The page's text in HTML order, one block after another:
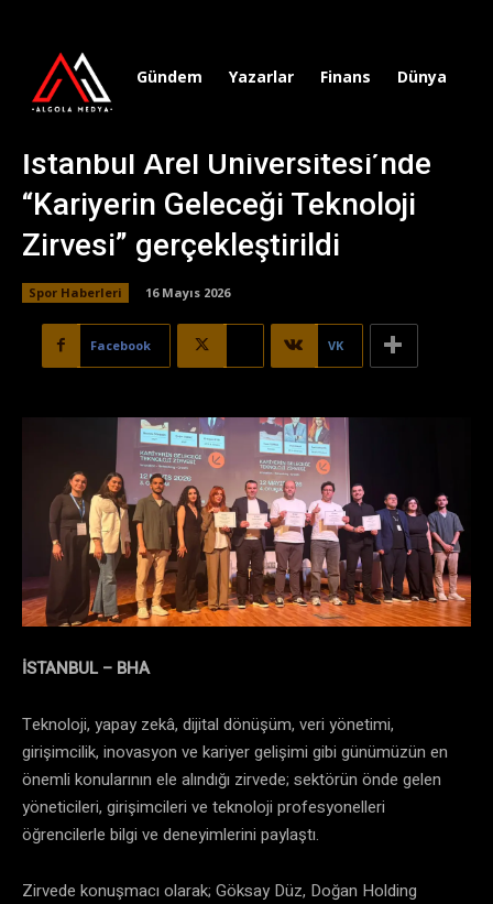
Gündem Yazarlar Finans Dünya
İstanbul Arel Üniversitesi’nde
“Kariyerin Geleceği Teknoloji
Zirvesi” gerçekleştirildi
Spor Haberleri 16 Mayıs 2026
Facebook VK
İSTANBUL – BHA
Teknoloji, yapay zekâ, dijital dönüşüm, veri yönetimi,
girişimcilik, inovasyon ve kariyer gelişimi gibi günümüzün en
önemli konularının ele alındığı zirvede; sektörün önde gelen
yöneticileri, girişimcileri ve teknoloji profesyonelleri
öğrencilerle bilgi ve deneyimlerini paylaştı.
Zirvede konuşmacı olarak; Göksay Düz, Doğan Holding